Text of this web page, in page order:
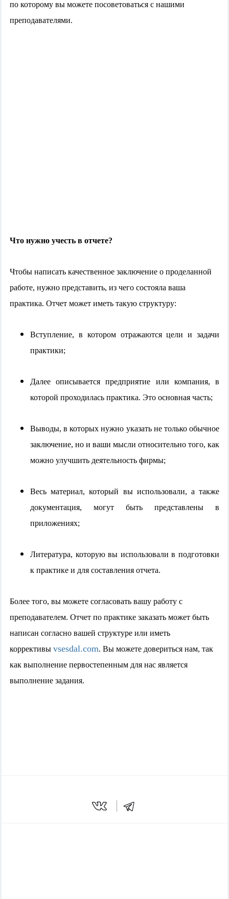
по которому вы можете посоветоваться с нашими
преподавателями.
Что нужно учесть в отчете?
Чтобы написать качественное заключение о проделанной
работе, нужно представить, из чего состояла ваша
практика. Отчет может иметь такую структуру:
Вступление, в котором отражаются цели и задачи
практики;
Далее описывается предприятие или компания, в
которой проходилась практика. Это основная часть;
Выводы, в которых нужно указать не только обычное
заключение, но и ваши мысли относительно того, как
можно улучшить деятельность фирмы;
Весь материал, который вы использовали, а также
документация, могут быть представлены в
приложениях;
Литература, которую вы использовали в подготовки
к практике и для составления отчета.
Более того, вы можете согласовать вашу работу с
преподавателем. Отчет по практике заказать может быть
написан согласно вашей структуре или иметь
коррективы vsesdal.com. Вы можете довериться нам, так
как выполнение первостепенным для нас является
выполнение задания.